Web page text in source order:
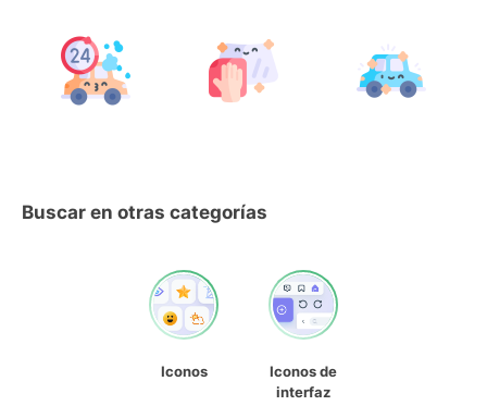
Buscar en otras categorías
Iconos
Iconos de
interfaz